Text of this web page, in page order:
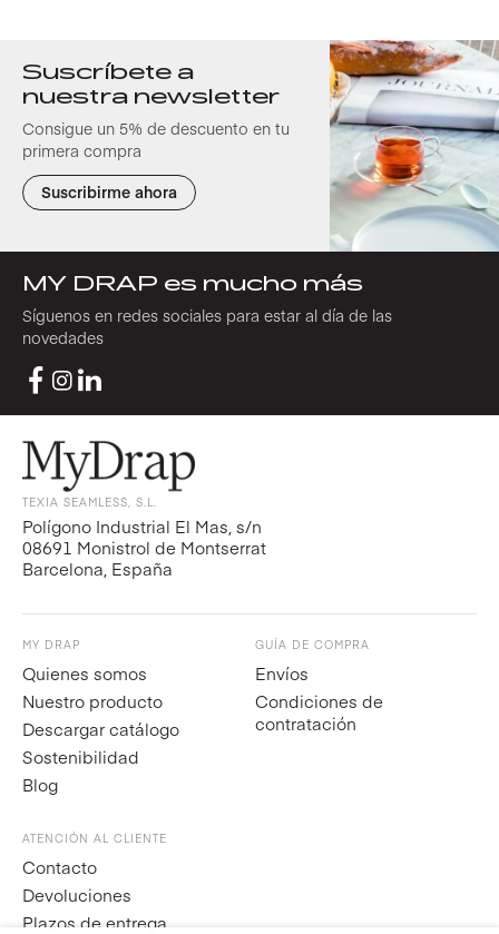
Suscríbete a
nuestra newsletter
Consigue un 5% de descuento en tu
primera compra
Suscribirme ahora
MY DRAP es mucho más
Síguenos en redes sociales para estar al día de las
novedades
TEXIA SEAMLESS, S.L.
Polígono Industrial El Mas, s/n
08691 Monistrol de Montserrat
Barcelona, España
MY DRAP
Quienes somos
Nuestro producto
Descargar catálogo
Sostenibilidad
Blog
GUÍA DE COMPRA
Envíos
Condiciones de
contratación
ATENCIÓN AL CLIENTE
Contacto
Devoluciones
Plazos de entrega